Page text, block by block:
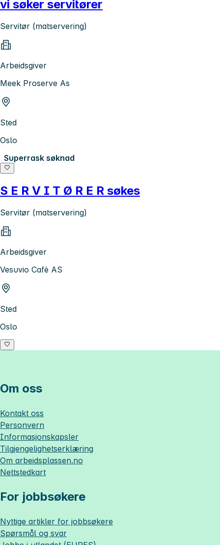
vi søker servitører
Servitør (matservering)
Arbeidsgiver
Meek Proserve As
Sted
Oslo
Superrask søknad
S E R V I T Ø R E R søkes
Servitør (matservering)
Arbeidsgiver
Vesuvio Cafè AS
Sted
Oslo
Om oss
Kontakt oss
Personvern
Informasjonskapsler
Tilgjengelighetserklæring
Om arbeidsplassen.no
Nettstedkart
For jobbsøkere
Nyttige artikler for jobbsøkere
Spørsmål og svar